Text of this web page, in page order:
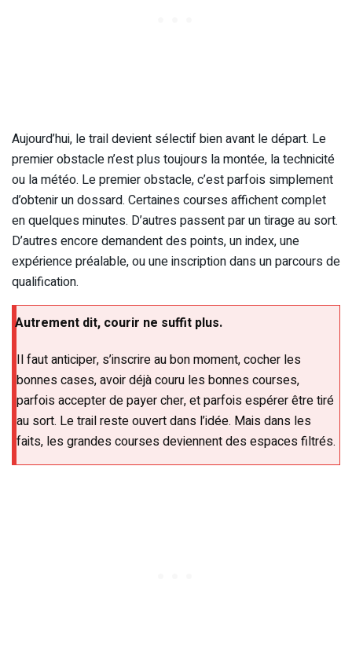
Aujourd’hui, le trail devient sélectif bien avant le départ. Le
premier obstacle n’est plus toujours la montée, la technicité
ou la météo. Le premier obstacle, c’est parfois simplement
d’obtenir un dossard. Certaines courses affichent complet
en quelques minutes. D’autres passent par un tirage au sort.
D’autres encore demandent des points, un index, une
expérience préalable, ou une inscription dans un parcours de
qualification.
Autrement dit, courir ne suffit plus.
Il faut anticiper, s’inscrire au bon moment, cocher les
bonnes cases, avoir déjà couru les bonnes courses,
parfois accepter de payer cher, et parfois espérer être tiré
au sort. Le trail reste ouvert dans l’idée. Mais dans les
faits, les grandes courses deviennent des espaces filtrés.